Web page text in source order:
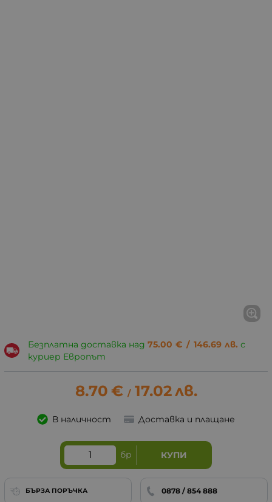
Безплатна доставка над 75.00 € / 146.69 лв. с
куриер Европът
8.70 € / 17.02лв.
В наличност Доставка и плащане
бр КУПИ
БЪРЗА ПОРЪЧКА 0878 / 854 888